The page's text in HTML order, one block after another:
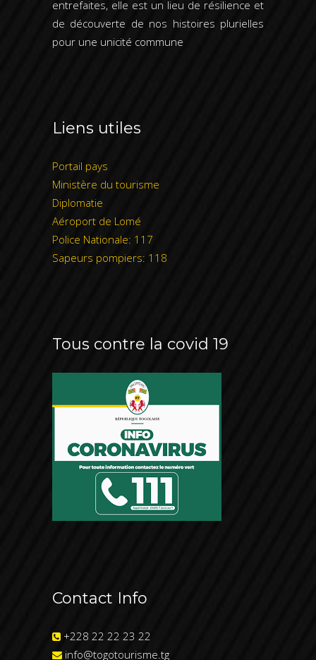
entrefaites, elle est un lieu de résilience et
de découverte de nos histoires plurielles
pour une unicité commune
Liens utiles
Portail pays
Ministère du tourisme
Diplomatie
Aéroport de Lomé
Police Nationale: 117
Sapeurs pompiers: 118
Tous contre la covid 19
Contact Info
+228 22 22 23 22
info@togotourisme.tg